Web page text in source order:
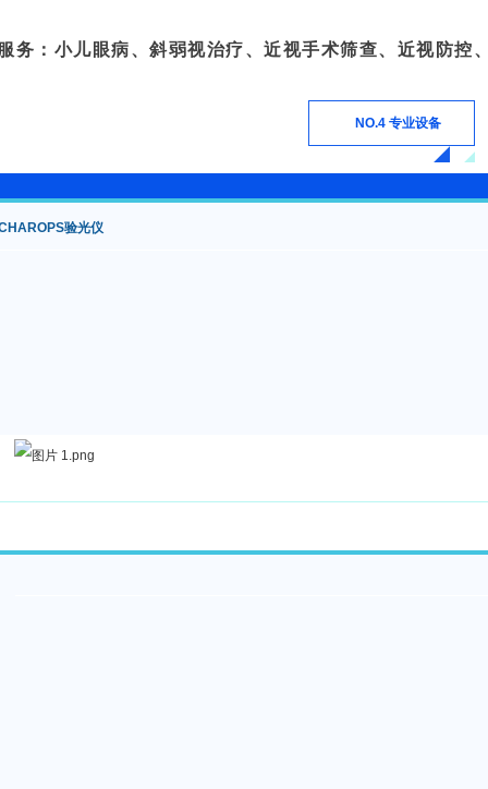
务：小儿眼病、斜弱视治疗、近视手术筛查、近视防控
NO.4 专业设备
验光仪